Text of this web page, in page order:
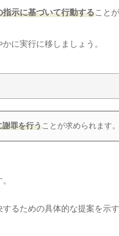
指示に基づいて行動すること
に実行に移しましょう。
謝罪を行うことが求められます。
るための具体的な提案を示